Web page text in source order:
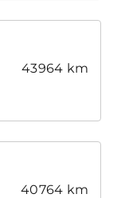
43964 km
40764 km